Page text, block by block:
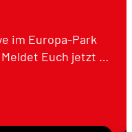
im Europa-Park
Euch jetzt …